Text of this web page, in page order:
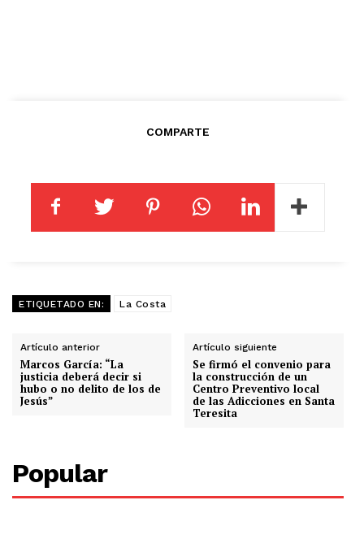
COMPARTE
ETIQUETADO EN: La Costa
Artículo anterior
Marcos García: “La
justicia deberá decir si
hubo o no delito de los de
Jesús”
Artículo siguiente
Se firmó el convenio para
la construcción de un
Centro Preventivo local
de las Adicciones en Santa
Teresita
Popular